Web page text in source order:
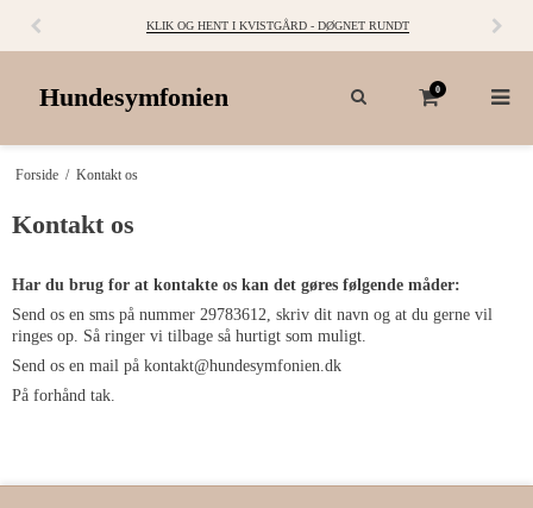
KLIK OG HENT I KVISTGÅRD - DØGNET RUNDT
Hundesymfonien 0
Forside / Kontakt os
Kontakt os
Har du brug for at kontakte os kan det gøres følgende måder:
Send os en sms på nummer 29783612, skriv dit navn og at du gerne vil
ringes op. Så ringer vi tilbage så hurtigt som muligt.
Send os en mail på kontakt@hundesymfonien.dk
På forhånd tak.